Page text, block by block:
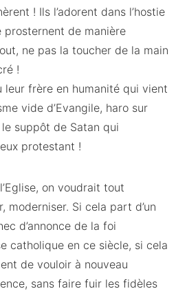
! Ils l’adorent dans l’hostie
prosternent de manière
ne pas la toucher de la main
!
frère en humanité qui vient
vide d’Evangile, haro sur
le suppôt de Satan qui
protestant !
on voudrait tout
moderniser. Si cela part d’un
d’annonce de la foi
catholique en ce siècle, si cela
de vouloir à nouveau
sans faire fuir les fidèles